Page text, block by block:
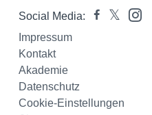
Social Media:
Impressum
Kontakt
Akademie
Datenschutz
Cookie-Einstellungen